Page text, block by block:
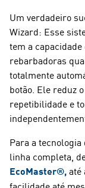
Um verdadeiro
Wizard: Esse
tem a
rebarbadoras
totalmente
botão. Ele reduz
repetibilidade e
Para a
linha completa,
EcoMaster®,até